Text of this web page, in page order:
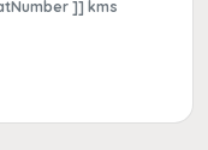
]] kms